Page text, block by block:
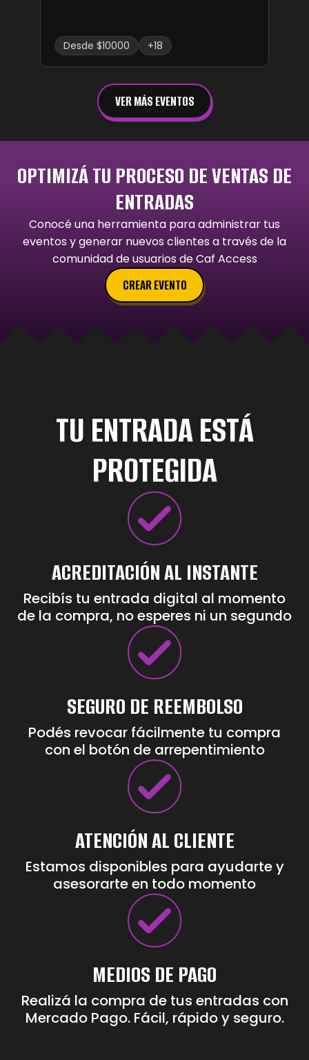
Desde $10000 +18
VER MÁS EVENTOS
OPTIMIZÁ TU PROCESO DE VENTAS DE
ENTRADAS
Conocé una herramienta para administrar tus
eventos y generar nuevos clientes a través de la
comunidad de usuarios de Caf Access
CREAR EVENTO
TU ENTRADA ESTÁ
PROTEGIDA
ACREDITACIÓN AL INSTANTE
Recibís tu entrada digital al momento
de la compra, no esperes ni un segundo
SEGURO DE REEMBOLSO
Podés revocar fácilmente tu compra
con el botón de arrepentimiento
ATENCIÓN AL CLIENTE
Estamos disponibles para ayudarte y
asesorarte en todo momento
MEDIOS DE PAGO
Realizá la compra de tus entradas con
Mercado Pago. Fácil, rápido y seguro.